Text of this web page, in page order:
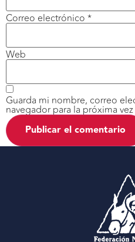
Correo electrónico *
Web
Guarda mi nombre, correo
navegador para la próxima